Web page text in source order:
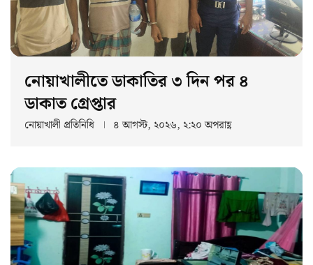
নোয়াখালীতে ডাকাতির ৩ দিন পর ৪
ডাকাত গ্রেপ্তার
নোয়াখালী প্রতিনিধি ৪ আগস্ট, ২০২৬, ২:২০ অপরাহ্ণ